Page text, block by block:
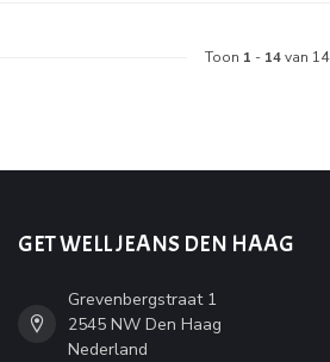
Toon 1 - 14van 14
GET WELL JEANS DEN HAAG
Grevenbergstraat 1
2545 NW Den Haag
Nederland